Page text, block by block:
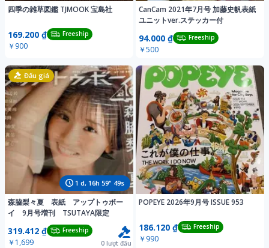
四季の雑草図鑑 TJMOOK 宝島社
169.200 ₫ Freeship
￥900
CanCam 2021年7月号 加藤史帆表紙
ユニットver.ステッカー付
94.000 ₫ Freeship
￥500
1 d, 16h 59" 46s
Đấu giá
森脇梨々夏 表紙 アップトゥボー
イ 9月号増刊 TSUTAYA限定
319.412 ₫ Freeship
￥1,699 0 lượt đấu
POPEYE 2026年9月号 ISSUE 953
186.120 ₫ Freeship
￥990